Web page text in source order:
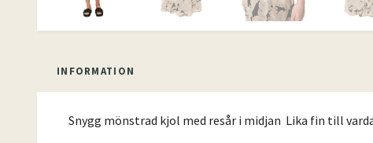
INFORMATION
Snygg mönstrad kjol med resår i midjan Lika fin till